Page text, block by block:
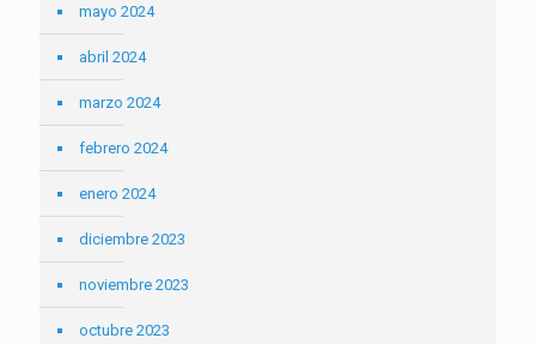
mayo 2024
abril 2024
marzo 2024
febrero 2024
enero 2024
diciembre 2023
noviembre 2023
octubre 2023